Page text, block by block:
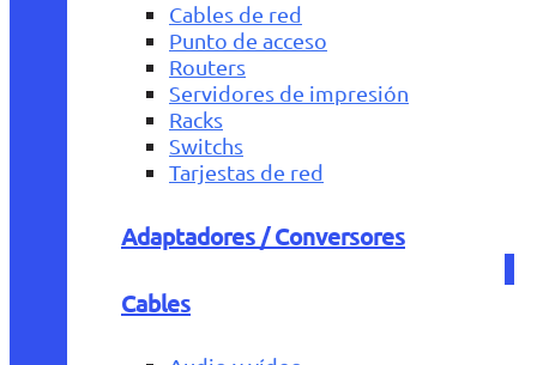
Cables de red
Punto de acceso
Routers
Servidores de impresión
Racks
Switchs
Tarjestas de red
Adaptadores / Conversores
Cables